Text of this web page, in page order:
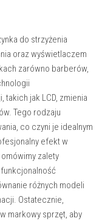
do strzyżenia
oraz wyświetlaczem
zarówno barberów,
jak LCD, zmienia
Tego rodzaju
co czyni je idealnym
efekt w
zalety
różnych modeli
Ostatecznie,
markowy sprzęt, aby